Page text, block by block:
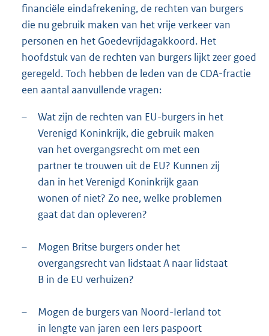
financiële eindafrekening, de rechten van burgers
die nu gebruik maken van het vrije verkeer van
personen en het Goedevrijdagakkoord. Het
hoofdstuk van de rechten van burgers lijkt zeer goed
geregeld. Toch hebben de leden van de CDA-fractie
een aantal aanvullende vragen:
–
Wat zijn de rechten van EU-burgers in het
Verenigd Koninkrijk, die gebruik maken
van het overgangsrecht om met een
partner te trouwen uit de EU? Kunnen zij
dan in het Verenigd Koninkrijk gaan
wonen of niet? Zo nee, welke problemen
gaat dat dan opleveren?
–
Mogen Britse burgers onder het
overgangsrecht van lidstaat A naar lidstaat
B in de EU verhuizen?
–
Mogen de burgers van Noord-Ierland tot
in lengte van jaren een Iers paspoort